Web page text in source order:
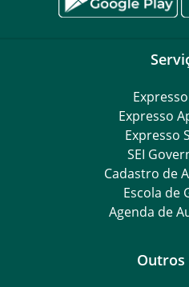
Expresso
Expresso
SEI
Cadastro de
Escola de
Agenda de
Outros